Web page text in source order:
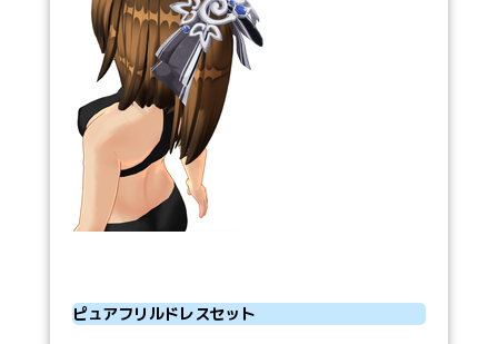
ピュアフリルドレスセット